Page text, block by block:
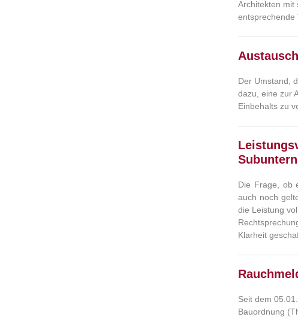
Architekten mit
entsprechende
Der Umstand,
dazu, eine zur
Einbehalts zu
Die Frage, ob
auch noch
die Leistung
Klarheit
Seit dem
Bauordnung